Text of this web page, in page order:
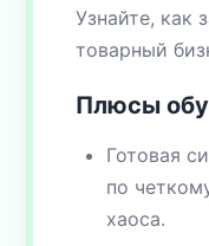
Узнайте, как
товарный
Плюсы
Готовая
по
хаоса.